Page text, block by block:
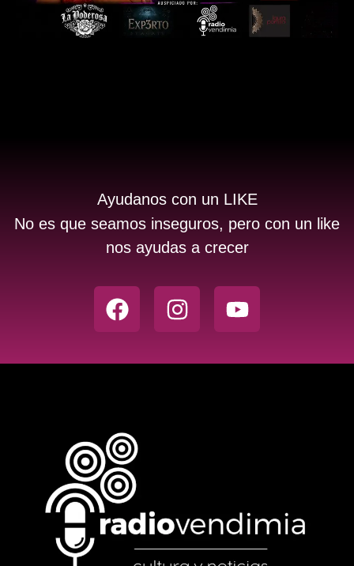
Ayudanos con un LIKE
No es que seamos inseguros, pero con un like
nos ayudas a crecer